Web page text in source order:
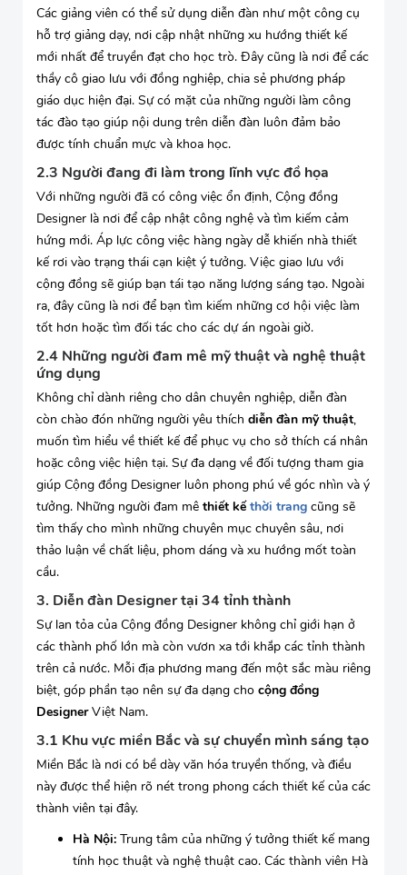
Các giảng viên có thể sử dụng diễn đàn như một công cụ
hỗ trợ giảng dạy, nơi cập nhật những xu hướng thiết kế
mới nhất để truyền đạt cho học trò. Đây cũng là nơi để các
thầy cô giao lưu với đồng nghiệp, chia sẻ phương pháp
giáo dục hiện đại. Sự có mặt của những người làm công
tác đào tạo giúp nội dung trên diễn đàn luôn đảm bảo
được tính chuẩn mực và khoa học.
2.3 Người đang đi làm trong lĩnh vực đồ họa
Với những người đã có công việc ổn định, Cộng đồng
Designer là nơi để cập nhật công nghệ và tìm kiếm cảm
hứng mới. Áp lực công việc hàng ngày dễ khiến nhà thiết
kế rơi vào trạng thái cạn kiệt ý tưởng. Việc giao lưu với
cộng đồng sẽ giúp bạn tái tạo năng lượng sáng tạo. Ngoài
ra, đây cũng là nơi để bạn tìm kiếm những cơ hội việc làm
tốt hơn hoặc tìm đối tác cho các dự án ngoài giờ.
2.4 Những người đam mê mỹ thuật và nghệ thuật
ứng dụng
Không chỉ dành riêng cho dân chuyên nghiệp, diễn đàn
còn chào đón những người yêu thích diễn đàn mỹ thuật,
muốn tìm hiểu về thiết kế để phục vụ cho sở thích cá nhân
hoặc công việc hiện tại. Sự đa dạng về đối tượng tham gia
giúp Cộng đồng Designer luôn phong phú về góc nhìn và ý
tưởng. Những người đam mê thiết kếthời trang cũng sẽ
tìm thấy cho mình những chuyên mục chuyên sâu, nơi
thảo luận về chất liệu, phom dáng và xu hướng mốt toàn
cầu.
3. Diễn đàn Designer tại 34 tỉnh thành
Sự lan tỏa của Cộng đồng Designer không chỉ giới hạn ở
các thành phố lớn mà còn vươn xa tới khắp các tỉnh thành
trên cả nước. Mỗi địa phương mang đến một sắc màu riêng
biệt, góp phần tạo nên sự đa dạng cho cộng đồng
DesignerViệt Nam.
3.1 Khu vực miền Bắc và sự chuyển mình sáng tạo
Miền Bắc là nơi có bề dày văn hóa truyền thống, và điều
này được thể hiện rõ nét trong phong cách thiết kế của các
thành viên tại đây.
Hà Nội: Trung tâm của những ý tưởng thiết kế mang
tính học thuật và nghệ thuật cao. Các thành viên Hà